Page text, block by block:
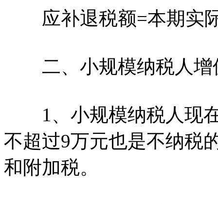
应补退税额=本期实
二、小规模纳税人增
1、小规模纳税人现在
不超过9万元也是不纳税
和附加税。